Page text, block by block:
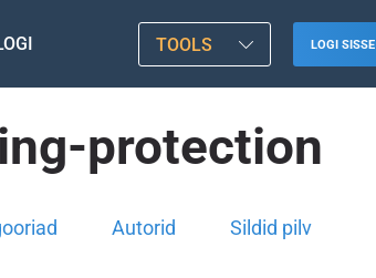
TOOLS LOGI SISSE
protection
Autorid Sildid pilv